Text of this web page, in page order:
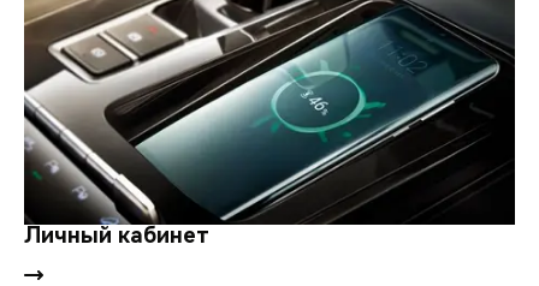
Личный кабинет